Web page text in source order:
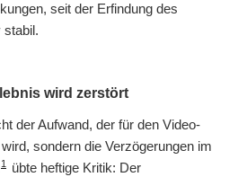
seit der Erfindung des
stabil.
wird zerstört
der Aufwand, der für den Video-
sondern die Verzögerungen im
1
übte heftige Kritik: Der